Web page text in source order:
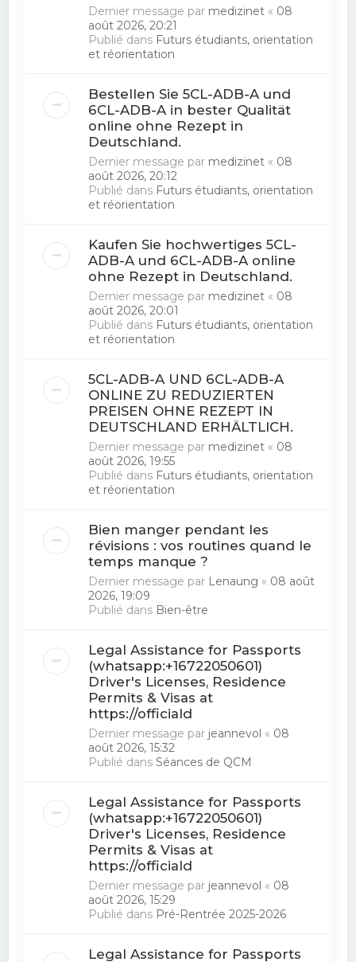
Dernier message par medizinet « 08
août 2026, 20:21
Publié dans Futurs étudiants, orientation
et réorientation
Bestellen Sie 5CL-ADB-A und
6CL-ADB-A in bester Qualität
online ohne Rezept in
Deutschland.
Dernier message par medizinet « 08
août 2026, 20:12
Publié dans Futurs étudiants, orientation
et réorientation
Kaufen Sie hochwertiges 5CL-
ADB-A und 6CL-ADB-A online
ohne Rezept in Deutschland.
Dernier message par medizinet « 08
août 2026, 20:01
Publié dans Futurs étudiants, orientation
et réorientation
5CL-ADB-A UND 6CL-ADB-A
ONLINE ZU REDUZIERTEN
PREISEN OHNE REZEPT IN
DEUTSCHLAND ERHÄLTLICH.
Dernier message par medizinet « 08
août 2026, 19:55
Publié dans Futurs étudiants, orientation
et réorientation
Bien manger pendant les
révisions : vos routines quand le
temps manque ?
Dernier message par Lenaung « 08 août
2026, 19:09
Publié dans Bien-être
Legal Assistance for Passports
(whatsapp:+16722050601)
Driver's Licenses, Residence
Permits & Visas at
https://officiald
Dernier message par jeannevol « 08
août 2026, 15:32
Publié dansSéances de QCM
Legal Assistance for Passports
(whatsapp:+16722050601)
Driver's Licenses, Residence
Permits & Visas at
https://officiald
Dernier message par jeannevol « 08
août 2026, 15:29
Publié dans Pré-Rentrée 2025-2026
Legal Assistance for Passports